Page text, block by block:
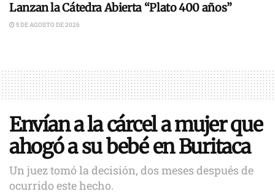
Lanzan la Cátedra Abierta “Plato 400 años”
5 DE AGOSTO DE 2026
Envían a la cárcel a mujer que
ahogó a su bebé en Buritaca
Un juez tomó la decisión, dos meses después de
ocurrido este hecho.